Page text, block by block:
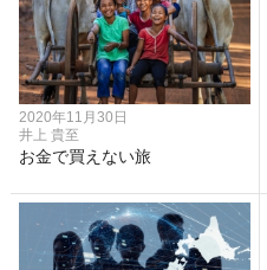
2020年11月30日
井上 貴至
お金で買えない旅